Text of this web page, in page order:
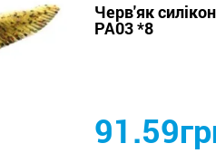
Черв'як
PA03 *8